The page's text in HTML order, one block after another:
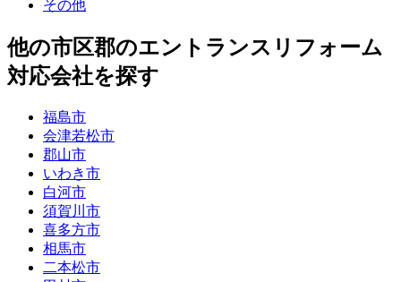
その他
他の市区郡のエントランスリフォーム
対応会社を探す
福島市
会津若松市
郡山市
いわき市
白河市
須賀川市
喜多方市
相馬市
二本松市